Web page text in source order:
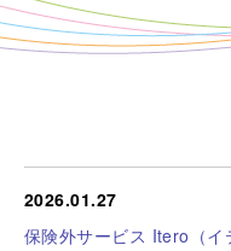
2026.01.27
保険外サービス Itero（イ